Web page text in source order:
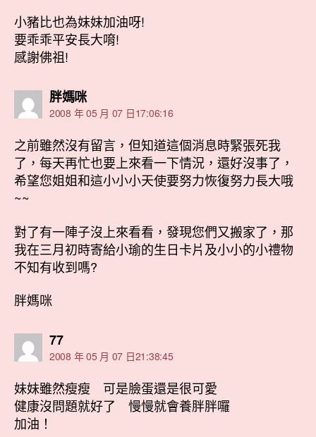
小豬比也為妹妹加油呀!
要乖乖平安長大唷!
感謝佛祖!
胖媽咪表
示:
2008 年 05 月 07 日17:06:16
之前雖然沒有留言，但知道這個消息時緊張死我
了，每天再忙也要上來看一下情況，還好沒事了，
希望您姐姐和這小小小天使要努力恢復努力長大哦
~~
對了有一陣子沒上來看看，發現您們又搬家了，那
我在三月初時寄給小瑜的生日卡片及小小的小禮物
不知有收到嗎?
胖媽咪
77表
示:
2008 年 05 月 07 日21:38:45
妹妹雖然瘦瘦 可是臉蛋還是很可愛
健康沒問題就好了 慢慢就會養胖胖囉
加油！